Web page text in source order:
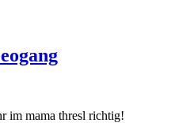
im mama thresl richtig!